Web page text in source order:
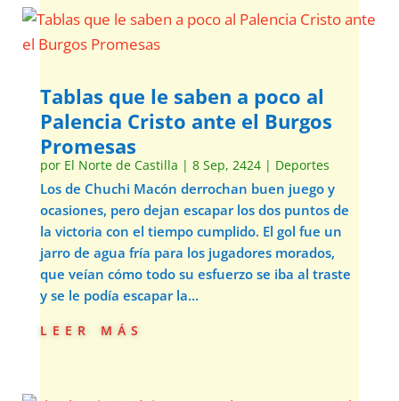
Tablas que le saben a poco al
Palencia Cristo ante el Burgos
Promesas
por El Norte de Castilla | 8 Sep, 2424| Deportes
Los de Chuchi Macón derrochan buen juego y
ocasiones, pero dejan escapar los dos puntos de
la victoria con el tiempo cumplido. El gol fue un
jarro de agua fría para los jugadores morados,
que veían cómo todo su esfuerzo se iba al traste
y se le podía escapar la...
leer más